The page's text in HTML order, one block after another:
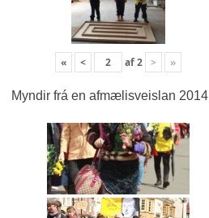
« < af2 > »
Myndir frá en afmælisveislan 2014